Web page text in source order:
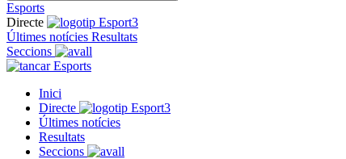
Esports
Directe
Últimes notícies Resultats
Seccions
Esports
Inici
Directe
Últimes notícies
Resultats
Seccions